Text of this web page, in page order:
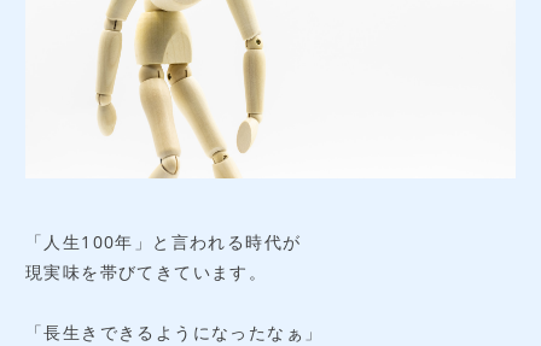
「人生100年」と言われる時代が
現実味を帯びてきています。
「長生きできるようになったなぁ」